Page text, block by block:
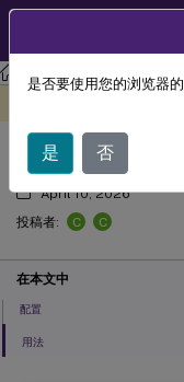
Linux 虚拟投递代理
支持多种语言
April 10, 2026
投稿者:
C C
在本文中
配置
用法
是否要使用您的浏览器
是 否